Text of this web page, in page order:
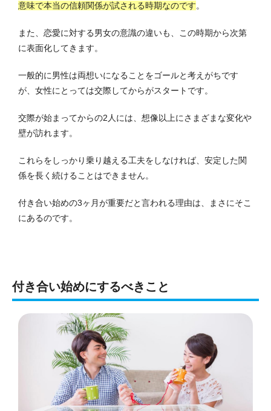
意味で本当の信頼関係が試される時期なのです。
また、恋愛に対する男女の意識の違いも、この時期から次第
に表面化してきます。
一般的に男性は両想いになることをゴールと考えがちです
が、女性にとっては交際してからがスタートです。
交際が始まってからの2人には、想像以上にさまざまな変化や
壁が訪れます。
これらをしっかり乗り越える工夫をしなければ、安定した関
係を長く続けることはできません。
付き合い始めの3ヶ月が重要だと言われる理由は、まさにそこ
にあるのです。
付き合い始めにするべきこと